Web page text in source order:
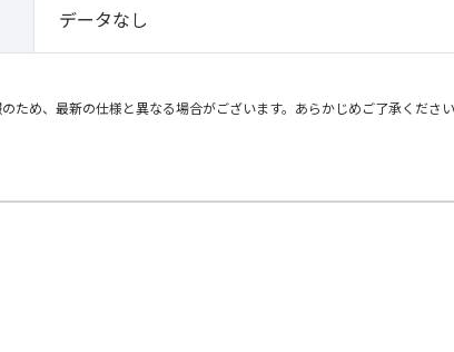
データなし
ため、最新の仕様と異なる場合がございます。あらかじめご了承くださ